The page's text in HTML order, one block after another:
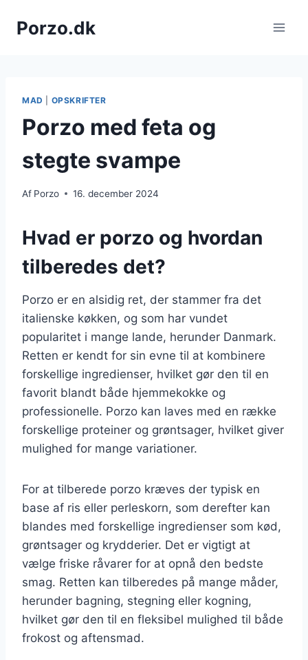
Porzo.dk
MAD OPSKRIFTER
Porzo med feta og
stegte svampe
Af Porzo 16. december 2024
Hvad er porzo og hvordan
tilberedes det?
Porzo er en alsidig ret, der stammer fra det
italienske køkken, og som har vundet
popularitet i mange lande, herunder Danmark.
Retten er kendt for sin evne til at kombinere
forskellige ingredienser, hvilket gør den til en
favorit blandt både hjemmekokke og
professionelle. Porzo kan laves med en række
forskellige proteiner og grøntsager, hvilket giver
mulighed for mange variationer.
For at tilberede porzo kræves der typisk en
base af ris eller perleskorn, som derefter kan
blandes med forskellige ingredienser som kød,
grøntsager og krydderier. Det er vigtigt at
vælge friske råvarer for at opnå den bedste
smag. Retten kan tilberedes på mange måder,
herunder bagning, stegning eller kogning,
hvilket gør den til en fleksibel mulighed til både
frokost og aftensmad.